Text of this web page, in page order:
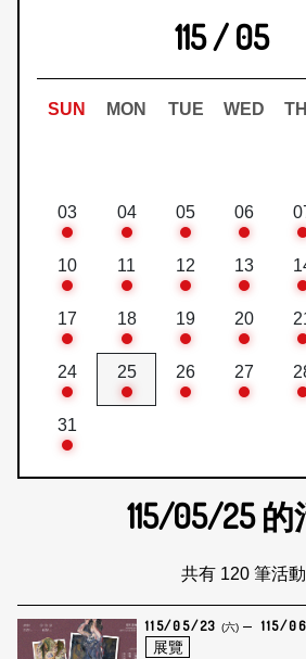
115 / 05
SUN MON TUE WED
03 04 05 06
10 11 12 13
17 18 19 20
24 25 26 27
31
115/05/25的
共有 120 筆活動
115/05/23 (六) 115/
展覽